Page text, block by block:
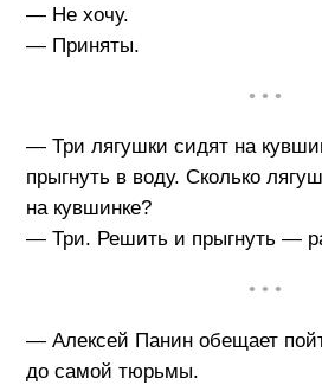
— Не хочу.
— Приняты.
• • •
— Три лягушки сидят на
прыгнуть в воду. Сколько
на кувшинке?
— Три. Решить и прыгнуть —
• • •
— Алексей Панин обещает
до самой тюрьмы.